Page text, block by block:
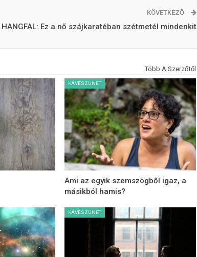
KÖVETKEZŐ
HANGFAL: Ez a nő szájkaratéban szétmetél mindenkit
Több A Szerzőtől
KÁVÉSZÜNET
Ami az egyik szemszögből igaz, a
másikból hamis?
KÁVÉSZÜNET